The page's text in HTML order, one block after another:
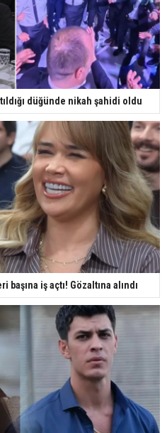
düğünde nikah şahidi oldu
iş açtı! Gözaltına alındı